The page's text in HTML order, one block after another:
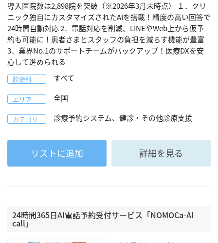
導入医院数は2,898院を突破（※2026年3月末時点） １．クリ
ニック独自にカスタマイズされたAIを搭載！精度の高い回答で
24時間自動対応 2．電話対応を削減、LINEやWeb上から仮予
約も可能に！患者さまとスタッフの負担を減らす機能が豊富
3．業界No.1のサポートチームがバックアップ！医療DXを安
心して進められる
診療科 すべて
エリア 全国
カテゴリ 診療予約システム、健診・その他診療支援
リストに追加 詳細を見る
24時間365日AI電話予約受付サービス「NOMOCa-AI
call」